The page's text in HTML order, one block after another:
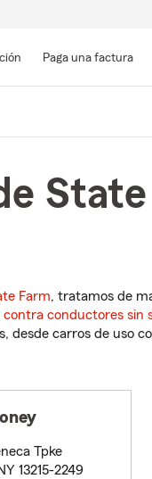
Paga una factura
Farm, tratamos de
conductores sin
carros de uso
Tpke
13215-2249